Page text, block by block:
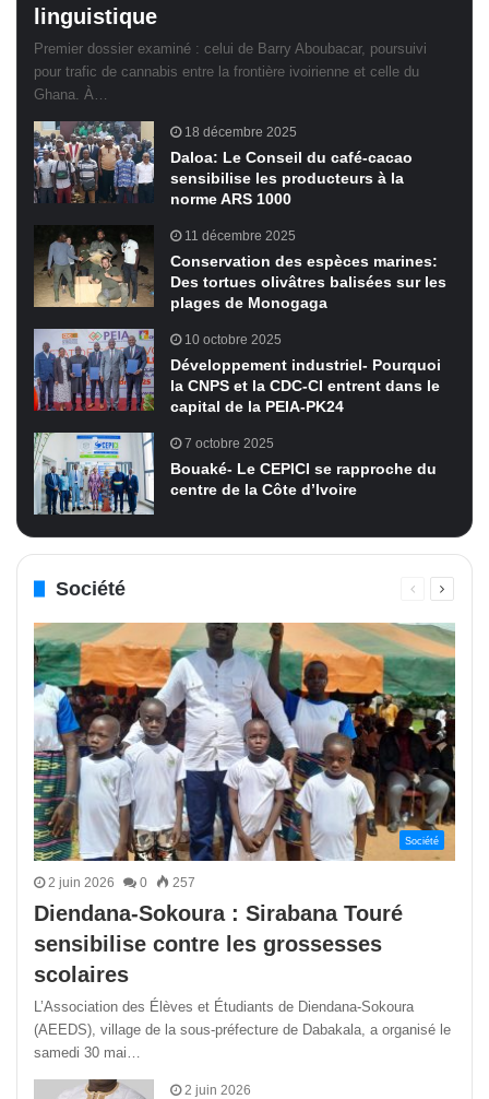
linguistique
Premier dossier examiné : celui de Barry Aboubacar, poursuivi
pour trafic de cannabis entre la frontière ivoirienne et celle du
Ghana. À…
18 décembre 2025
Daloa: Le Conseil du café-cacao
sensibilise les producteurs à la
norme ARS 1000
11 décembre 2025
Conservation des espèces marines:
Des tortues olivâtres balisées sur les
plages de Monogaga
10 octobre 2025
Développement industriel- Pourquoi
la CNPS et la CDC-CI entrent dans le
capital de la PEIA-PK24
7 octobre 2025
Bouaké- Le CEPICI se rapproche du
centre de la Côte d’Ivoire
Société
PagePage
Société
2 juin 2026 0 257
Diendana-Sokoura : Sirabana Touré
sensibilise contre les grossesses
scolaires
L’Association des Élèves et Étudiants de Diendana-Sokoura
(AEEDS), village de la sous-préfecture de Dabakala, a organisé le
samedi 30 mai…
2 juin 2026